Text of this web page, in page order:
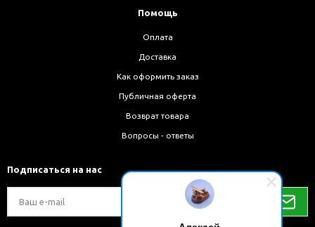
Помощь
Оплата
Доставка
Как оформить заказ
Публичная оферта
Возврат товара
Вопросы - ответы
Подписаться на нас